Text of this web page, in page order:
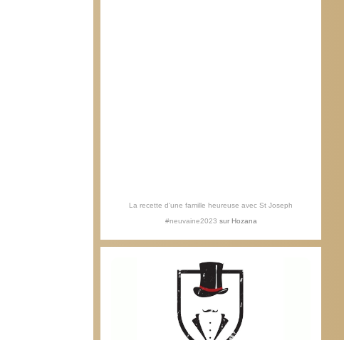
La recette d'une famille heureuse avec St Joseph
#neuvaine2023 sur Hozana